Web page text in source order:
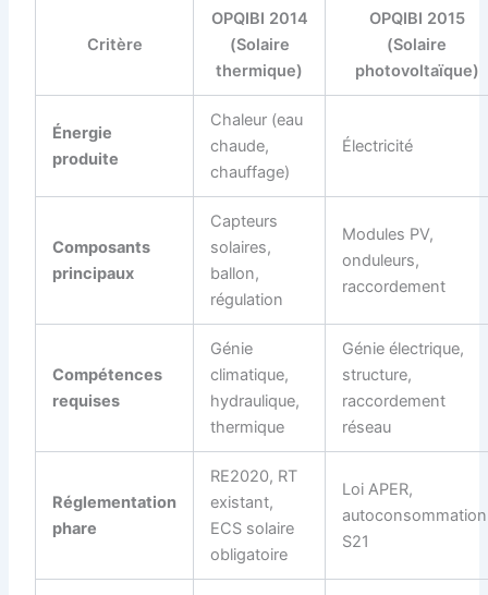
Critère
OPQIBI 2014
(Solaire
thermique)
OPQIBI 2015
(Solaire
photovoltaïque)
Énergie
produite
Chaleur (eau
chaude,
chauffage)
Électricité
Composants
principaux
Capteurs
solaires,
ballon,
régulation
Modules PV,
onduleurs,
raccordement
Compétences
requises
Génie
climatique,
hydraulique,
thermique
Génie électrique,
structure,
raccordement
réseau
Réglementation
phare
RE2020, RT
existant,
ECS solaire
obligatoire
Loi APER,
S21